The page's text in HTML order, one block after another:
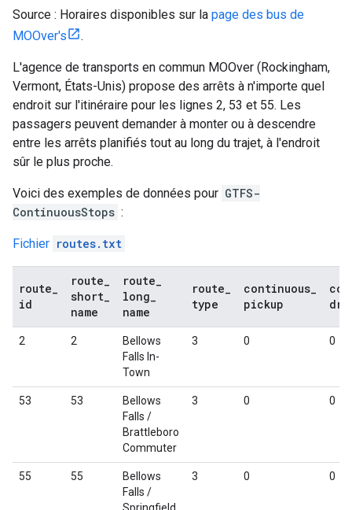
Source : Horaires disponibles sur la page des bus de
MOOver's
.
L'agence de transports en commun MOOver (Rockingham,
Vermont, États-Unis) propose des arrêts à n'importe quel
endroit sur l'itinéraire pour les lignes 2, 53 et 55. Les
passagers peuvent demander à monter ou à descendre
entre les arrêts planifiés tout au long du trajet, à l'endroit
sûr le plus proche.
Voici des exemples de données pour GTFS-
ContinuousStops :
Fichier routes.txt
route
id
route
short
name
route
long
name
route
type
continuous
pickup
2 2
Bellows
Falls In-
Town
3 0 0
53 53
Bellows
Falls /
Brattleboro
Commuter
3 0 0
55 55
Bellows
Falls /
3 0 0